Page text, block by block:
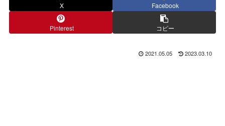
X Facebook
Pinterest コピー
2021.05.05 2023.03.10